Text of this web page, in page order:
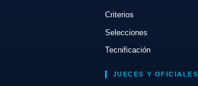
Criterios
Selecciones
Tecnificación
JUECES Y OFICIALES